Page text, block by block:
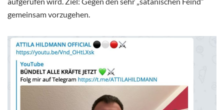
gemeinsam vorzugehen.